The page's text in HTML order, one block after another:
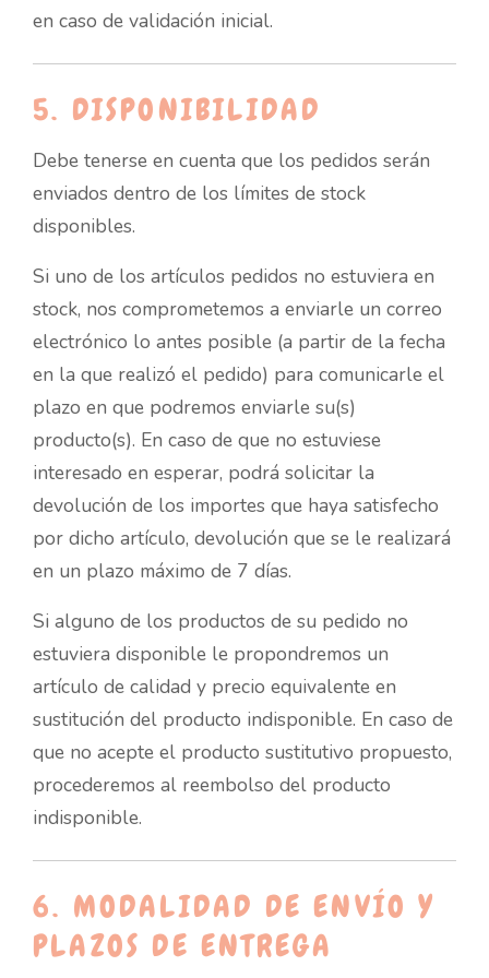
en caso de validación inicial.
5. DISPONIBILIDAD
Debe tenerse en cuenta que los pedidos serán
enviados dentro de los límites de stock
disponibles.
Si uno de los artículos pedidos no estuviera en
stock, nos comprometemos a enviarle un correo
electrónico lo antes posible (a partir de la fecha
en la que realizó el pedido) para comunicarle el
plazo en que podremos enviarle su(s)
producto(s). En caso de que no estuviese
interesado en esperar, podrá solicitar la
devolución de los importes que haya satisfecho
por dicho artículo, devolución que se le realizará
en un plazo máximo de 7 días.
Si alguno de los productos de su pedido no
estuviera disponible le propondremos un
artículo de calidad y precio equivalente en
sustitución del producto indisponible. En caso de
que no acepte el producto sustitutivo propuesto,
procederemos al reembolso del producto
indisponible.
6. MODALIDAD DE ENVÍO Y
PLAZOS DE ENTREGA